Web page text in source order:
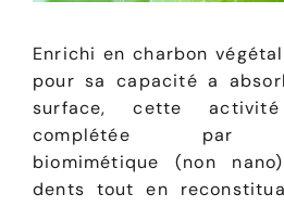
Enrichi en charbon
pour sa capacité a
surface, cette
complétée par
biomimétique (non
dents tout en